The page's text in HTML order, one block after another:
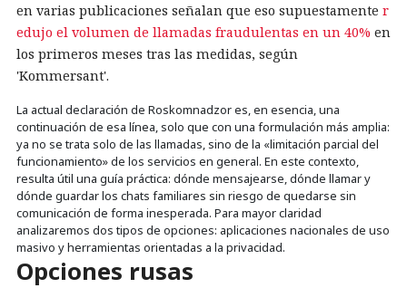
en varias publicaciones señalan que eso supuestamente r
edujo el volumen de llamadas fraudulentas en un 40% en
los primeros meses tras las medidas, según
'Kommersant'.
La actual declaración de Roskomnadzor es, en esencia, una
continuación de esa línea, solo que con una formulación más amplia:
ya no se trata solo de las llamadas, sino de la «limitación parcial del
funcionamiento» de los servicios en general. En este contexto,
resulta útil una guía práctica: dónde mensajearse, dónde llamar y
dónde guardar los chats familiares sin riesgo de quedarse sin
comunicación de forma inesperada. Para mayor claridad
analizaremos dos tipos de opciones: aplicaciones nacionales de uso
masivo y herramientas orientadas a la privacidad.
Opciones rusas